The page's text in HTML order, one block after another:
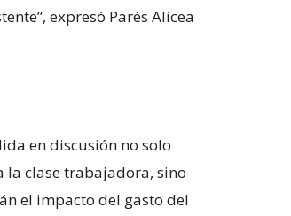
expresó Parés Alicea
en discusión no solo
la clase trabajadora, sino
el impacto del gasto del